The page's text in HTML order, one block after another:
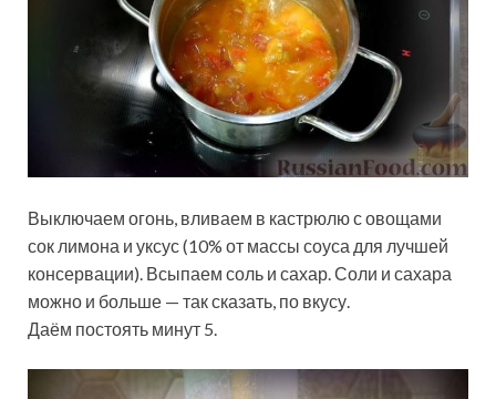
Выключаем огонь, вливаем в кастрюлю с овощами
сок лимона и уксус (10% от массы соуса для лучшей
консервации). Всыпаем соль и сахар. Соли и сахара
можно и больше — так сказать, по вкусу.
Даём постоять минут 5.